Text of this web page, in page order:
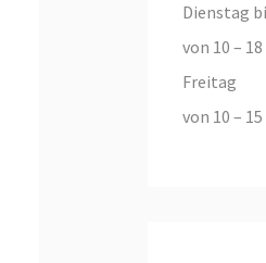
Dienstag
von 10 –
Freitag
von 10 –